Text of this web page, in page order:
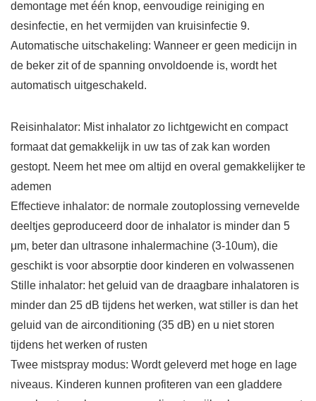
demontage met één knop, eenvoudige reiniging en
desinfectie, en het vermijden van kruisinfectie 9.
Automatische uitschakeling: Wanneer er geen medicijn in
de beker zit of de spanning onvoldoende is, wordt het
automatisch uitgeschakeld.
Reisinhalator: Mist inhalator zo lichtgewicht en compact
formaat dat gemakkelijk in uw tas of zak kan worden
gestopt. Neem het mee om altijd en overal gemakkelijker te
ademen
Effectieve inhalator: de normale zoutoplossing vernevelde
deeltjes geproduceerd door de inhalator is minder dan 5
μm, beter dan ultrasone inhalermachine (3-10um), die
geschikt is voor absorptie door kinderen en volwassenen
Stille inhalator: het geluid van de draagbare inhalatoren is
minder dan 25 dB tijdens het werken, wat stiller is dan het
geluid van de airconditioning (35 dB) en u niet storen
tijdens het werken of rusten
Twee mistspray modus: Wordt geleverd met hoge en lage
niveaus. Kinderen kunnen profiteren van een gladdere